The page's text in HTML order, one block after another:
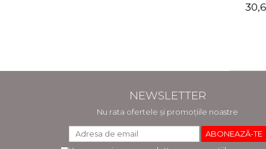
NEWSLETTER
Nu rata ofertele și promoțiile noastre